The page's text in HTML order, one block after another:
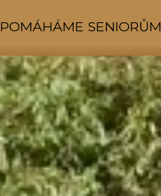
POMÁHÁME SENIORŮM